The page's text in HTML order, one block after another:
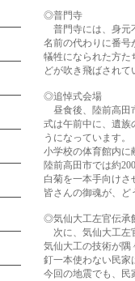
◎普門寺
普門寺には、身元
名前の代わりに番号
犠牲になられた方た
どが吹き飛ばされて
◎追悼式会場
昼食後、陸前高田
式は午前中に、遺族
うになっています。
小学校の体育館内に
陸前高田市では約
白菊を一本手向けさ
皆さんの御魂が、
◎気仙大工左官伝承
次に、気仙大工左
気仙大工の技術が隅
釘一本使わない民家
今回の地震でも、民